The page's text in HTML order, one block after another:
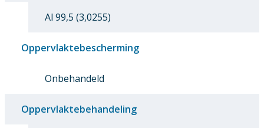
Al 99,5 (3,0255)
Oppervlaktebescherming
Onbehandeld
Oppervlaktebehandeling